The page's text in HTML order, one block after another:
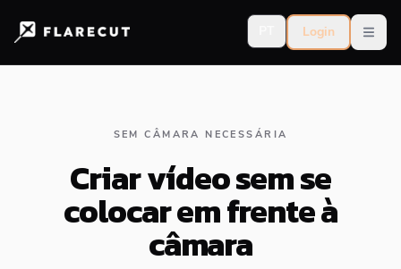
Login
SEM CÂMARA NECESSÁRIA
Criar vídeo sem se
colocar em frente à
câmara